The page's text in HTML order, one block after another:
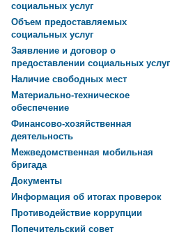
социальных услуг
Объем предоставляемых
социальных услуг
Заявление и договор о
предоставлении социальных услуг
Наличие свободных мест
Материально-техническое
обеспечение
Финансово-хозяйственная
деятельность
Межведомственная мобильная
бригада
Документы
Информация об итогах проверок
Противодействие коррупции
Попечительский совет